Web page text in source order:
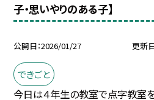
子・思いやりのある子】
公開日 2026/01/27 更新
できごと
今日は４年生の教室で点字教室